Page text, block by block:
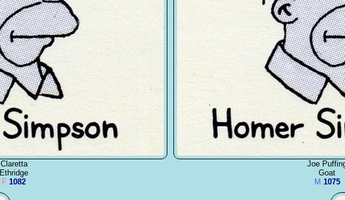
Claretta
Ethridge
F 1082
Joe
Goat
M 1075